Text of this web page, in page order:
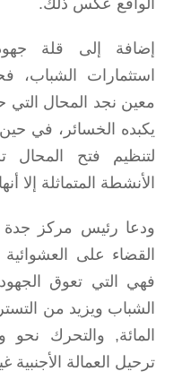
إضافة إلى قلة
استثمارات
معين نجد المحال
يكبده الخسائر، في
لتنظيم فتح
الأنشطة المتماثلة إلا
ودعا رئيس مركز جدة
القضاء على العشوائية
فهي التي تعوق
المائة, والتحرك
ترحيل العمالة الأجنبية